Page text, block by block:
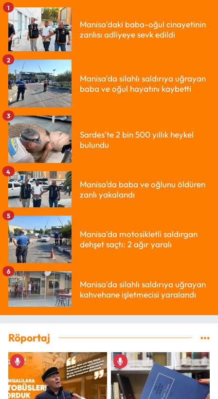
Manisa'daki baba-oğul cinayetinin
zanlısı adliyeye sevk edildi
1
Manisa'da silahlı saldırıya uğrayan
baba ve oğul hayatını kaybetti
2
Sardes'te 2 bin 500 yıllık heykel
bulundu
3
Manisa’da baba ve oğlunu öldüren
zanlı yakalandı
4
Manisa'da motosikletli saldırgan
dehşet saçtı: 2 ağır yaralı
5
Manisa'da silahlı saldırıya uğrayan
kahvehane işletmecisi yaralandı
6
Röportaj